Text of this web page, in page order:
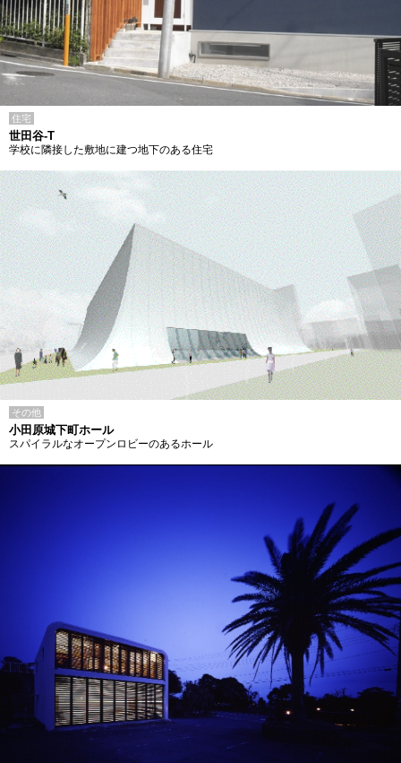
住宅
世田谷-T
学校に隣接した敷地に建つ地下のある住宅
その他
小田原城下町ホール
スパイラルなオープンロビーのあるホール